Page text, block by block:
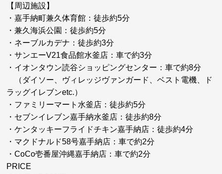
【周辺施設】
・嘉手納町兼久体育館：徒歩約5分
・兼久海浜公園：徒歩約5分
・ネーブルカデナ：徒歩約3分
・サンエーV21食品館水釜店：車で約3分
・イオンタウン読谷ショッピングセンター：車で約8分
（ダイソー、ヴィレッジヴァンガード、ベスト電機、ド
ラッグイレブンetc.）
・ファミリーマート水釜店：徒歩約5分
・セブンイレブン嘉手納水釜店：徒歩約8分
・ケンタッキーフライドチキン嘉手納店：徒歩約4分
・マクドナルド58号嘉手納店：車で約2分
・CoCo壱番屋沖縄嘉手納店：車で約2分
PRICE